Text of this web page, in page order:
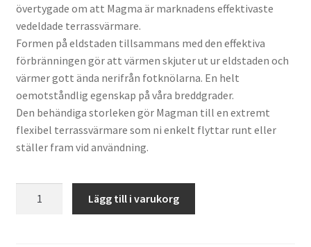
övertygade om att Magma är marknadens effektivaste
vedeldade terrassvärmare.
Formen på eldstaden tillsammans med den effektiva
förbränningen gör att värmen skjuter ut ur eldstaden och
värmer gott ända nerifrån fotknölarna. En helt
oemotståndlig egenskap på våra breddgrader.
Den behändiga storleken gör Magman till en extremt
flexibel terrassvärmare som ni enkelt flyttar runt eller
ställer fram vid användning.
Lägg till i varukorg